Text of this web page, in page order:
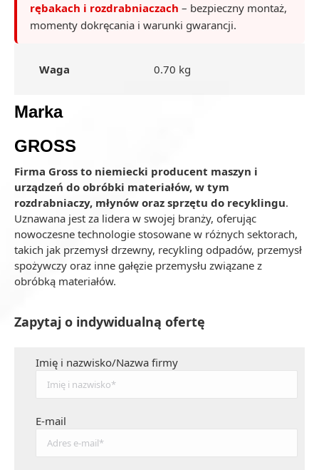
rębakach i rozdrabniaczach – bezpieczny montaż,
momenty dokręcania i warunki gwarancji.
Waga 0.70 kg
Marka
GROSS
Firma Gross to niemiecki producent maszyn i
urządzeń do obróbki materiałów, w tym
rozdrabniaczy, młynów oraz sprzętu do recyklingu.
Uznawana jest za lidera w swojej branży, oferując
nowoczesne technologie stosowane w różnych sektorach,
takich jak przemysł drzewny, recykling odpadów, przemysł
spożywczy oraz inne gałęzie przemysłu związane z
obróbką materiałów.
Zapytaj o indywidualną ofertę
Imię i nazwisko/Nazwa firmy
E-mail